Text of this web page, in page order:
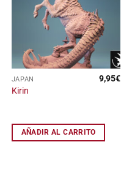
lista
de
deseos
JAPAN
Kirin
9,95€
AÑADIR AL CARRITO